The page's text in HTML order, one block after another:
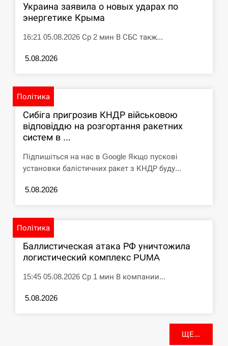
Украина заявила о новых ударах по
энергетике Крыма
16:21 05.08.2026 Ср 2 мин В СБС такж...
5.08.2026
Політика
Сибіга пригрозив КНДР військовою
відповіддю на розгортання ракетних
систем в ...
Підпишіться на нас в Google Якщо пускові
установки балістичних ракет з КНДР буду...
5.08.2026
Політика
Баллистическая атака РФ уничтожила
логистический комплекс PUMA
15:45 05.08.2026 Ср 1 мин В компании...
5.08.2026
ЩЕ...